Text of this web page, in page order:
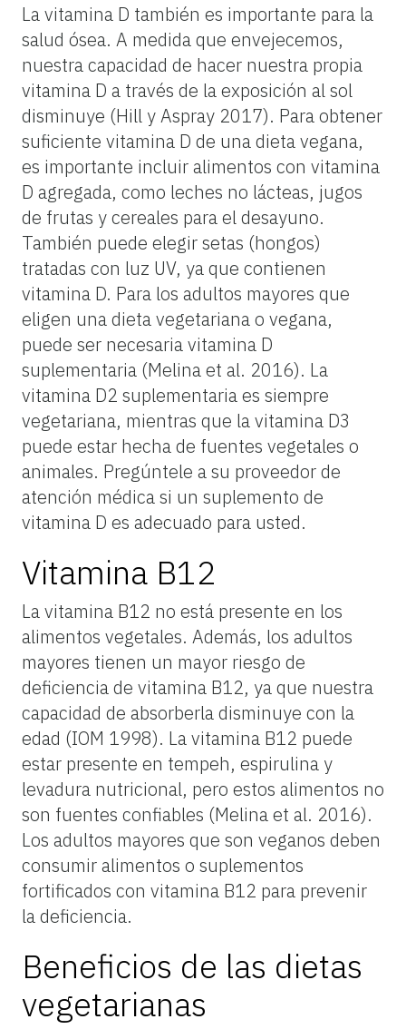
La vitamina D también es importante para la
salud ósea. A medida que envejecemos,
nuestra capacidad de hacer nuestra propia
vitamina D a través de la exposición al sol
disminuye (Hill y Aspray 2017). Para obtener
suficiente vitamina D de una dieta vegana,
es importante incluir alimentos con vitamina
D agregada, como leches no lácteas, jugos
de frutas y cereales para el desayuno.
También puede elegir setas (hongos)
tratadas con luz UV, ya que contienen
vitamina D. Para los adultos mayores que
eligen una dieta vegetariana o vegana,
puede ser necesaria vitamina D
suplementaria (Melina et al. 2016). La
vitamina D2 suplementaria es siempre
vegetariana, mientras que la vitamina D3
puede estar hecha de fuentes vegetales o
animales. Pregúntele a su proveedor de
atención médica si un suplemento de
vitamina D es adecuado para usted.
Vitamina B12
La vitamina B12 no está presente en los
alimentos vegetales. Además, los adultos
mayores tienen un mayor riesgo de
deficiencia de vitamina B12, ya que nuestra
capacidad de absorberla disminuye con la
edad (IOM 1998). La vitamina B12 puede
estar presente en tempeh, espirulina y
levadura nutricional, pero estos alimentos no
son fuentes confiables (Melina et al. 2016).
Los adultos mayores que son veganos deben
consumir alimentos o suplementos
fortificados con vitamina B12 para prevenir
la deficiencia.
Beneficios de las dietas
vegetarianas